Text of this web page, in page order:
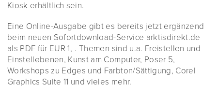
Kiosk erhältlich sein.
Eine Online-Ausgabe gibt es bereits jetzt ergänzend
beim neuen Sofortdownload-Service arktisdirekt.de
als PDF für EUR 1,-. Themen sind u.a. Freistellen und
Einstellebenen, Kunst am Computer, Poser 5,
Workshops zu Edges und Farbton/Sättigung, Corel
Graphics Suite 11 und vieles mehr.